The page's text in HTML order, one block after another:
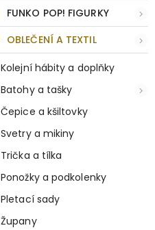
FUNKO POP! FIGURKY
OBLEČENÍ A TEXTIL
Kolejní hábity a doplňky
Batohy a tašky
Čepice a kšiltovky
Svetry a mikiny
Trička a tílka
Ponožky a podkolenky
Pletací sady
Župany